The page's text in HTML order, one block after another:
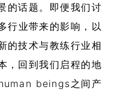
的话题。即便我们讨
行业带来的影响，以
的技术与教练行业相
，回到我们启程的地
beings之间产